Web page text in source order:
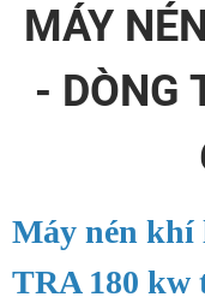
MÁY
- DÒNG
Máy nén
TRA 180 kw